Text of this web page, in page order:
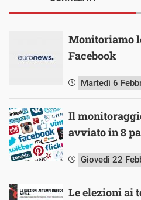
Monitoriamo
Facebook
Martedì 6
Il
avviato in 8
Giovedì 22
Le elezioni ai